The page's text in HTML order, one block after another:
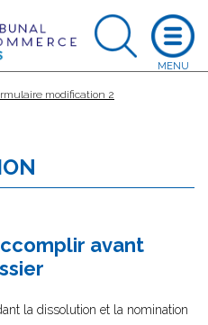
modification 2
avant
la dissolution et la nomination